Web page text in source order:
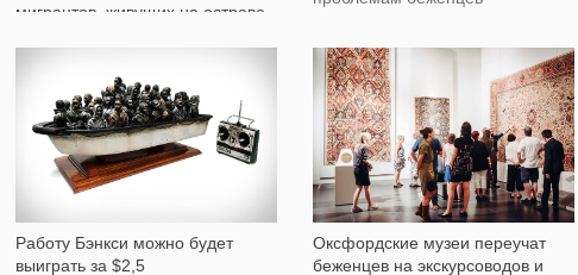
мигрантов, живущих на острове
Работу Бэнкси можно будет
выиграть за $2,5
Оксфордские музеи переучат
беженцев на экскурсоводов и
496